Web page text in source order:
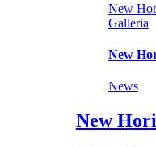
New
Galleria
New
News
New